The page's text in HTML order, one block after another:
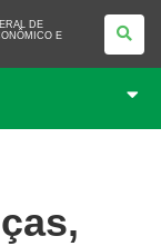
DE
E